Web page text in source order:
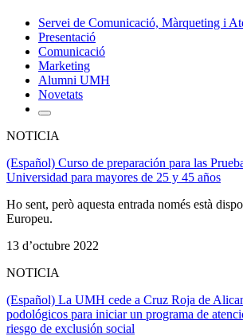
Servei de Comunicació, Màrqueting i
Presentació
Comunicació
Marketing
Alumni UMH
Novetats
NOTICIA
(Español) Curso de preparación para las
Universidad para mayores de 25 y 45 años
Ho sent, però aquesta entrada només està
Europeu.
13 d’octubre 2022
NOTICIA
(Español) La UMH cede a Cruz Roja de
podológicos para iniciar un programa de
riesgo de exclusión social